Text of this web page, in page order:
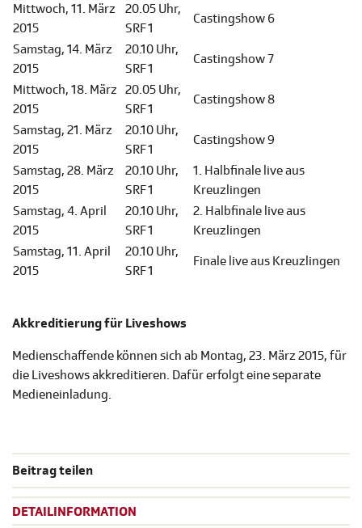
Mittwoch, 11. März
2015
20.05 Uhr,
SRF 1
Castingshow 6
Samstag, 14. März
2015
20.10 Uhr,
SRF 1
Castingshow 7
Mittwoch, 18. März
2015
20.05 Uhr,
SRF 1
Castingshow 8
Samstag, 21. März
2015
20.10 Uhr,
SRF 1
Castingshow 9
Samstag, 28. März
2015
20.10 Uhr,
SRF 1
1. Halbfinale live aus
Kreuzlingen
Samstag, 4. April
2015
20.10 Uhr,
SRF 1
2. Halbfinale live aus
Kreuzlingen
Samstag, 11. April
2015
20.10 Uhr,
SRF 1
Finale live aus Kreuzlingen
Akkreditierung für Liveshows
Medienschaffende können sich ab Montag, 23. März 2015, für
die Liveshows akkreditieren. Dafür erfolgt eine separate
Medieneinladung.
Beitrag teilen
DETAILINFORMATION